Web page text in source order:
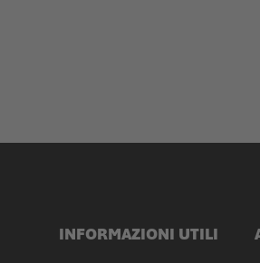
INFORMAZIONI UTILI